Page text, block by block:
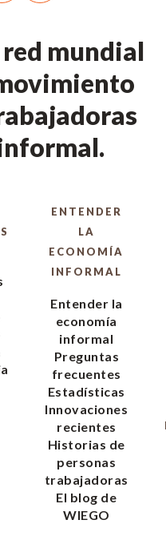
red mundial
ENTENDER
LA
ECONOMÍA
INFORMAL
Entender la
economía
informal
Preguntas
frecuentes
Estadísticas
Innovaciones
recientes
Historias de
personas
trabajadoras
El blog de
WIEGO